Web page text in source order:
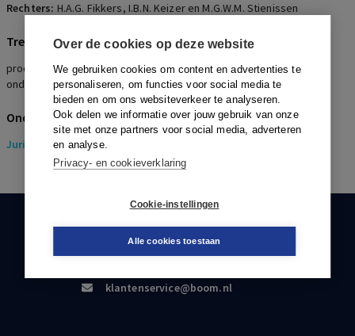
Over de cookies op deze website
We gebruiken cookies om content en advertenties te
personaliseren, om functies voor social media te
bieden en om ons websiteverkeer te analyseren.
Ook delen we informatie over jouw gebruik van onze
site met onze partners voor social media, adverteren
en analyse.
Privacy- en cookieverklaring
Cookie-instellingen
Alle cookies toestaan
Rechters: H.A.G. Fikkers, I.B.N. Keizer en M.G.W.M. Stienissen
Trefwoorden
procesrecht, voortzetting geding, ontvankelijkheid, processueel
ondeelbare rechtsverhouding
Onderwerpen
Juridisch> Erfrecht
KLANTENSERVICE
088-0301000
klantenservice@boom.nl